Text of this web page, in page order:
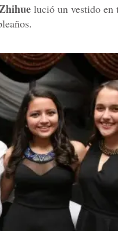
lució un vestido en